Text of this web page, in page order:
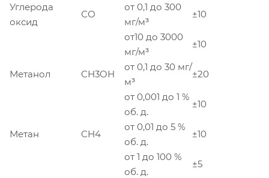
Углерода
оксид
СО
от 0,1 до 300
мг/м³
±10
от10 до 3000
мг/м³
±10
Метанол CH3OH
от 0,1 до 30 мг/
м³
±20
Метан CH4
от 0,001 до 1 %
об. д.
±10
от 0,01 до 5 %
об. д.
±10
от 1 до 100 %
об. д.
±5